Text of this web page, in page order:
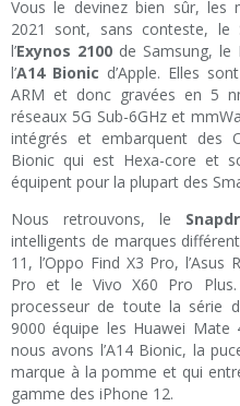
Vous le devinez bien sûr, les
2021 sont, sans conteste, le
l’Exynos 2100de Samsung, le
l’A14 Bionic d’Apple. Elles
ARM et donc gravées en 5
réseaux 5G Sub-6GHz et
intégrés et embarquent des
Bionic qui est Hexa-core et
équipent pour la plupart des
Nous retrouvons, le
intelligents de marques
11, l’Oppo Find X3 Pro,
Pro et le Vivo X60 Pro
processeur de toute la série
9000 équipe les Huawei
nous avons l’A14 Bionic, la
marque à la pomme et qui
gamme des iPhone 12.